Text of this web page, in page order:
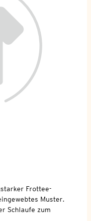
Frottee-
Muster.
Schlaufe zum